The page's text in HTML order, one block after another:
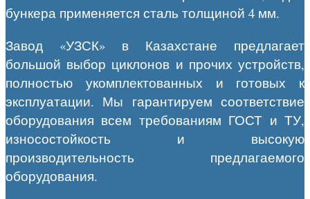
бункера применяется сталь толщиной 4 мм.
Завод «УЗСК» в Казахстане предлагает
большой выбор циклонов и прочих устройств,
полностью укомплектованных и готовых к
эксплуатации. Мы гарантируем соответствие
оборудования всем требованиям ГОСТ и ТУ,
износостойкость и высокую
производительность предлагаемого
оборудования.